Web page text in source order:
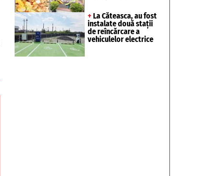
+ La Căteasca, au fost
instalate două stații
de reîncărcare a
vehiculelor electrice